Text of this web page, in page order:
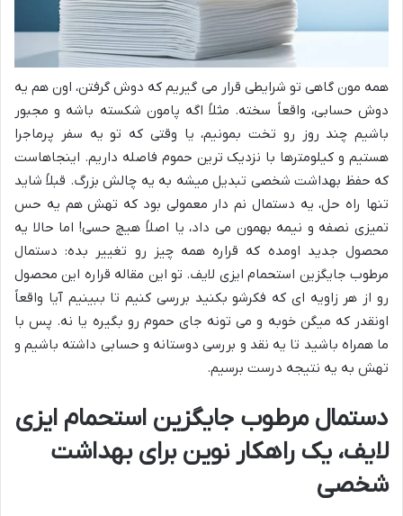
همه مون گاهی تو شرایطی قرار می گیریم که دوش گرفتن، اون هم یه
دوش حسابی، واقعاً سخته. مثلاً اگه پامون شکسته باشه و مجبور
باشیم چند روز رو تخت بمونیم، یا وقتی که تو یه سفر پرماجرا
هستیم و کیلومترها با نزدیک ترین حموم فاصله داریم. اینجاهاست
که حفظ بهداشت شخصی تبدیل میشه به یه چالش بزرگ. قبلاً شاید
تنها راه حل، یه دستمال نم دار معمولی بود که تهش هم یه حس
تمیزی نصفه و نیمه بهمون می داد، یا اصلاً هیچ حسی! اما حالا یه
محصول جدید اومده که قراره همه چیز رو تغییر بده: دستمال
مرطوب جایگزین استحمام ایزی لایف. تو این مقاله قراره این محصول
رو از هر زاویه ای که فکرشو بکنید بررسی کنیم تا ببینیم آیا واقعاً
اونقدر که میگن خوبه و می تونه جای حموم رو بگیره یا نه. پس با
ما همراه باشید تا یه نقد و بررسی دوستانه و حسابی داشته باشیم و
تهش به یه نتیجه درست برسیم.
دستمال مرطوب جایگزین استحمام ایزی
لایف، یک راهکار نوین برای بهداشت
شخصی